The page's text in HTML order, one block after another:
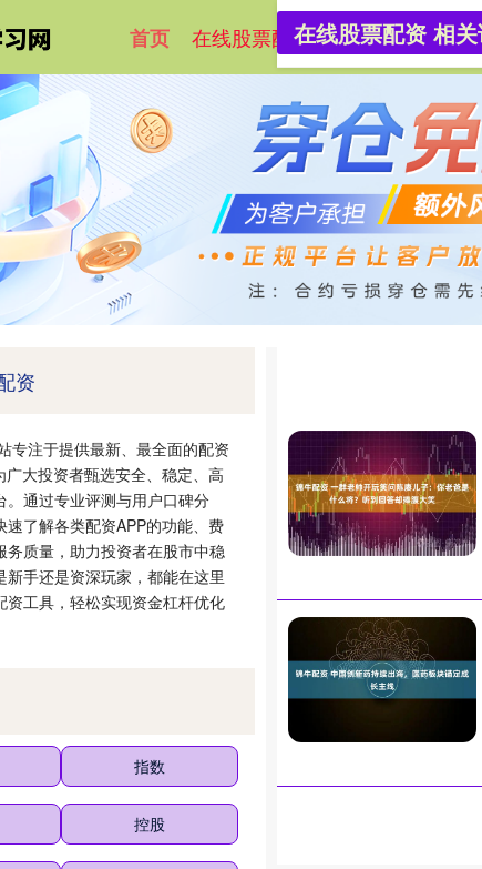
首页 在线股票配资 正规的股票配资
在线股票配资 相
资
专注于提供最新、最全面的配资
广大投资者甄选安全、稳定、高
。通过专业评测与用户口碑分
速了解各类配资APP的功能、费
务质量，助力投资者在股市中稳
新手还是资深玩家，都能在这里
资工具，轻松实现资金杠杆优化
指数
控股